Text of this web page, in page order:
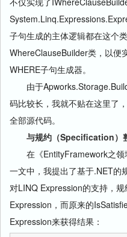
子句生成的主体逻辑都在这个
WhereClauseBuilder类，以便
WHERE子句生成器。
由于
码比较长，我就不贴在这里了
全部源代码。
与规约（Specification）
在《EntityFramework之领
一文中，我提出了基于.NET的
对LINQ Expression的支持，
Expression，而原来的
Expression来获得结果：